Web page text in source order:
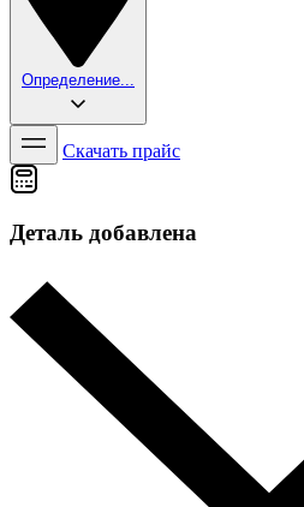
Определение...
Скачать прайс
Деталь добавлена